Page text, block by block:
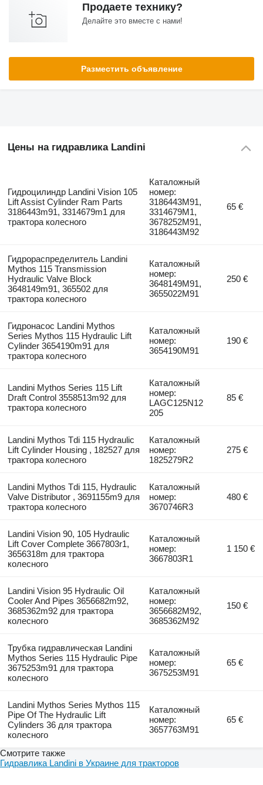
Продаете технику?
Делайте это вместе с нами!
Разместить объявление
Цены на гидравлика Landini
Гидроцилиндр Landini Vision 105
Lift Assist Cylinder Ram Parts
3186443m91, 3314679m1 для
трактора колесного
Каталожный
номер:
3186443M91,
3314679M1,
3678252M91,
3186443M92
65 €
Гидрораспределитель Landini
Mythos 115 Transmission
Hydraulic Valve Block
3648149m91, 365502 для
трактора колесного
Каталожный
номер:
3648149M91,
3655022M91
250 €
Гидронасос Landini Mythos
Series Mythos 115 Hydraulic Lift
Cylinder 3654190m91 для
трактора колесного
Каталожный
номер:
3654190M91
190 €
Landini Mythos Series 115 Lift
Draft Control 3558513m92 для
трактора колесного
Каталожный
номер:
LAGC125N12
205
85 €
Landini Mythos Tdi 115 Hydraulic
Lift Cylinder Housing , 182527 для
трактора колесного
Каталожный
номер:
1825279R2
275 €
Landini Mythos Tdi 115, Hydraulic
Valve Distributor , 3691155m9 для
трактора колесного
Каталожный
номер:
3670746R3
480 €
Landini Vision 90, 105 Hydraulic
Lift Cover Complete 3667803r1,
3656318m для трактора
колесного
Каталожный
номер:
3667803R1
1 150 €
Landini Vision 95 Hydraulic Oil
Cooler And Pipes 3656682m92,
3685362m92 для трактора
колесного
Каталожный
номер:
3656682M92,
3685362M92
150 €
Трубка гидравлическая Landini
Mythos Series 115 Hydraulic Pipe
3675253m91 для трактора
колесного
Каталожный
номер:
3675253M91
65 €
Landini Mythos Series Mythos 115
Pipe Of The Hydraulic Lift
Cylinders 36 для трактора
колесного
Каталожный
номер:
3657763M91
65 €
Смотрите также
Гидравлика Landini в Украине для тракторов